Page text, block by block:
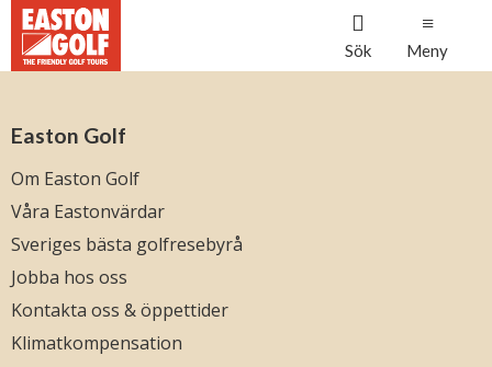
Sök Meny
Easton Golf
Om Easton Golf
Våra Eastonvärdar
Sveriges bästa golfresebyrå
Jobba hos oss
Kontakta oss & öppettider
Klimatkompensation